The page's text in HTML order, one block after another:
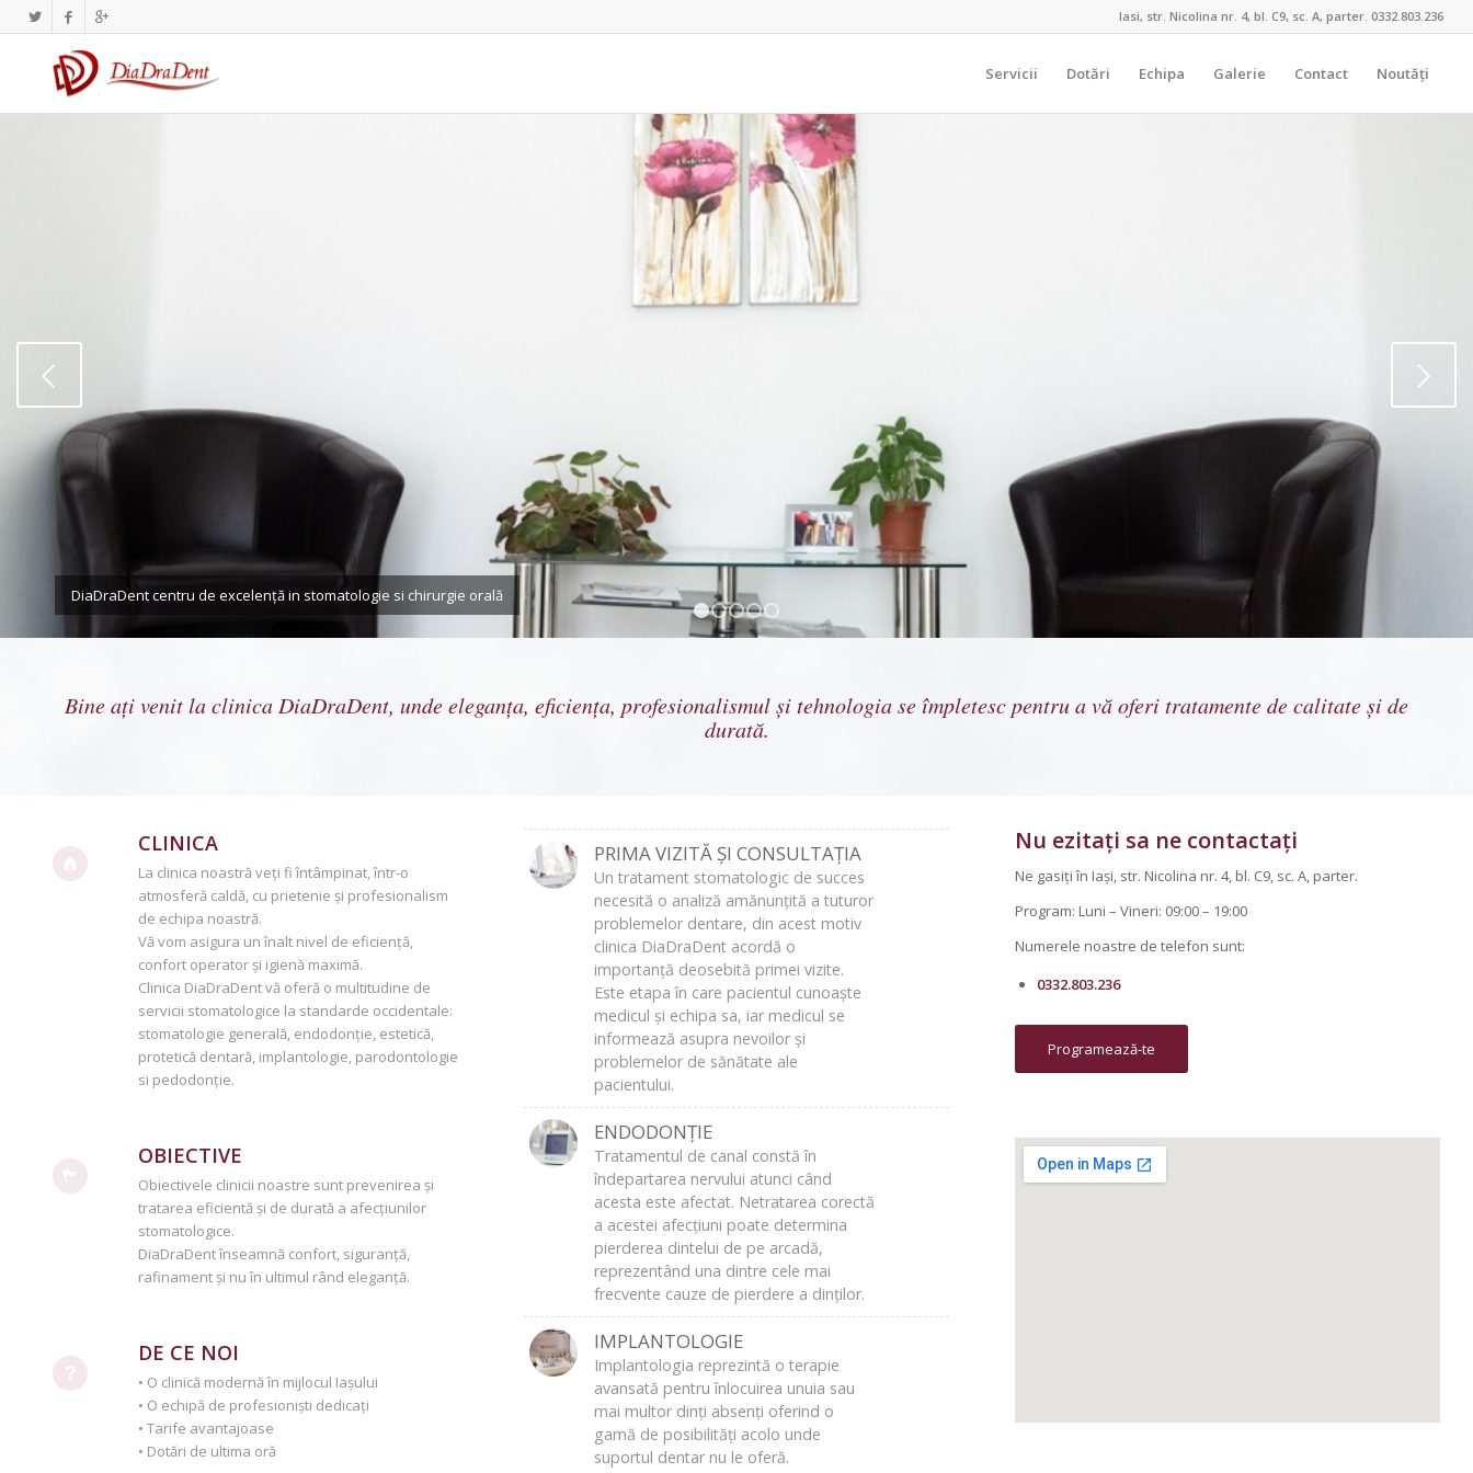
Iasi, str. Nicolina nr. 4, bl. C9, sc. A, parter. 0332.803.236
Servicii Dotări Echipa Galerie Contact Noutăți
DiaDraDent centru de excelență in stomatologie si chirurgie orală
1 2
Bine ați venit la clinica DiaDraDent, unde eleganța, eficiența, profesionalismul și tehnologia se împletesc pentru a vă oferi tratamente de calitate și de
durată.
CLINICA
La clinica noastră veți fi întâmpinat, într-o
atmosferă caldă, cu prietenie și profesionalism
de echipa noastră.
Vă vom asigura un înalt nivel de eficiență,
confort operator și igienă maximă.
Clinica DiaDraDent vă oferă o multitudine de
servicii stomatologice la standarde occidentale:
stomatologie generală, endodonție, estetică,
protetică dentară, implantologie, parodontologie
si pedodonție.
OBIECTIVE
Obiectivele clinicii noastre sunt prevenirea și
tratarea eficientă și de durată a afecțiunilor
stomatologice.
DiaDraDent înseamnă confort, siguranță,
rafinament și nu în ultimul rând eleganță.
DE CE NOI
• O clinică modernă în mijlocul Iașului
• O echipă de profesioniști dedicați
• Tarife avantajoase
• Dotări de ultima oră
PRIMA VIZITĂ ȘI CONSULTAȚIA
Un tratament stomatologic de succes
necesită o analiză amănunțită a tuturor
problemelor dentare, din acest motiv
clinica DiaDraDent acordă o
importanță deosebită primei vizite.
Este etapa în care pacientul cunoaște
medicul și echipa sa, iar medicul se
informează asupra nevoilor și
problemelor de sănătate ale
pacientului.
ENDODONȚIE
Tratamentul de canal constă în
îndepartarea nervului atunci când
acesta este afectat. Netratarea corectă
a acestei afecțiuni poate determina
pierderea dintelui de pe arcadă,
reprezentând una dintre cele mai
frecvente cauze de pierdere a dinților.
IMPLANTOLOGIE
Implantologia reprezintă o terapie
avansată pentru înlocuirea unuia sau
mai multor dinți absenți oferind o
gamă de posibilități acolo unde
suportul dentar nu le oferă.
Nu ezitați sa ne contactați
Ne gasiți în Iași, str. Nicolina nr. 4, bl. C9, sc. A, parter.
Program: Luni – Vineri: 09:00 – 19:00
Numerele noastre de telefon sunt:
0332.803.236
Programează-te